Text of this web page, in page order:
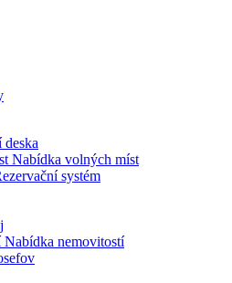
deska
Nabídka volných míst
systém
Nabídka nemovitostí